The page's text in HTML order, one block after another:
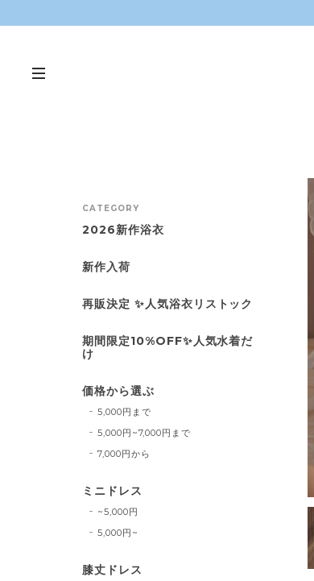
CATEGORY
2026新作浴衣
新作入荷
再販決定 ✨人気浴衣リストック
期間限定10%OFF✨人気水着だ
け
価格から選ぶ
5,000円まで
5,000円~7,000円まで
7,000円から
ミニドレス
~5,000円
5,000円~
膝丈ドレス